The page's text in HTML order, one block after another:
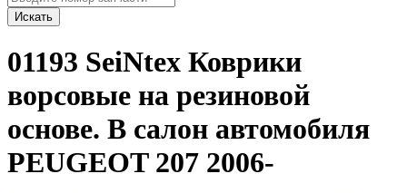
Искать
01193 SeiNtex Коврики
ворсовые на резиновой
основе. В салон автомобиля
PEUGEOT 207 2006-